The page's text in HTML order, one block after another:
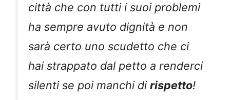
città che con tutti i suoi problemi
ha sempre avuto dignità e non
sarà certo uno scudetto che ci
hai strappato dal petto a renderci
silenti se poi manchi dirispetto!